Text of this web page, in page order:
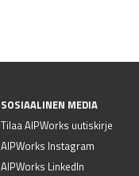
SOSIAALINEN MEDIA
Tilaa AIPWorks uutiskirje
AIPWorks Instagram
AIPWorks LinkedIn